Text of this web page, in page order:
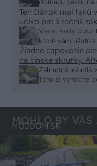
domácu pascu
von
Skor pritiahne
Viete, kedy
ktoré vám ušetria
Ten článok mal takú
učivo pre 3 ročník základnej
alebo nejaka kniha z VŠ? Dnešné
malty - pevnosť 40
minut , k tomu
- schnutie a
Záhradné ležadlá
Toto si vyrobíte
Žiadne čapovanie
na čínske skrutky.
čo sa týka pevnosti.
remeselným
MOHLO BY
MÔJDOM.SK